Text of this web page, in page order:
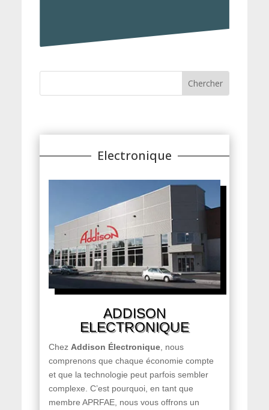
Electronique
ADDISON
ELECTRONIQUE
Chez Addison Électronique, nous
comprenons que chaque économie compte
et que la technologie peut parfois sembler
complexe. C’est pourquoi, en tant que
membre APRFAE, nous vous offrons un